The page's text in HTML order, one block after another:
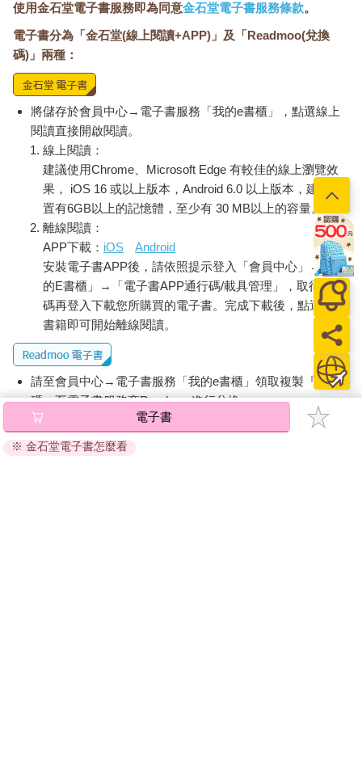
使用金石堂電子書服務即為同意金石堂電子書服務條款。
電子書分為「金石堂(線上閱讀+APP)」及「Readmoo(兌換
碼)」兩種：
將儲存於會員中心→電子書服務「我的e書櫃」，點選線上
閱讀直接開啟閱讀。
線上閱讀：
建議使用Chrome、Microsoft Edge 有較佳的線上瀏覽效
果， iOS 16 或以上版本，Android 6.0 以上版本，建議裝
置有6GB以上的記憶體，至少有 30 MB以上的容量。
離線閱讀：
APP下載： iOS
Android
安裝電子書APP後，請依照提示登入「會員中心」→「我
的E書櫃」→「電子書APP通行碼/載具管理」，取得通行
碼再登入下載您所購買的電子書。完成下載後，點選任一
書籍即可開始離線閱讀。
請至會員中心→電子書服務「我的e書櫃」領取複製『兌換
碼』至電子書服務商Readmoo進行兌換。
退換貨須知：
因版權保護，您在金石堂所購買的電子書僅能以金石堂專屬
電子書
※ 金石堂電子書怎麼看